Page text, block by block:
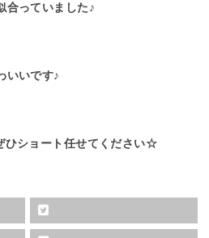
合っていました♪
いいです♪
ひショート任せてください☆